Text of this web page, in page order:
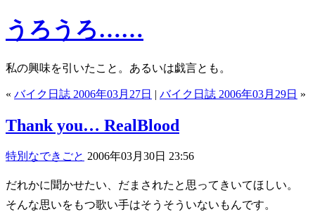
うろうろ……
私の興味を引いたこと。あるいは戯言とも。
« バイク日誌 2006年03月27日 | バイク日誌 2006年03月29日 »
Thank you… RealBlood
特別なできごと 2006年03月30日 23:56
だれかに聞かせたい、だまされたと思ってきいてほしい。
そんな思いをもつ歌い手はそうそういないもんです。